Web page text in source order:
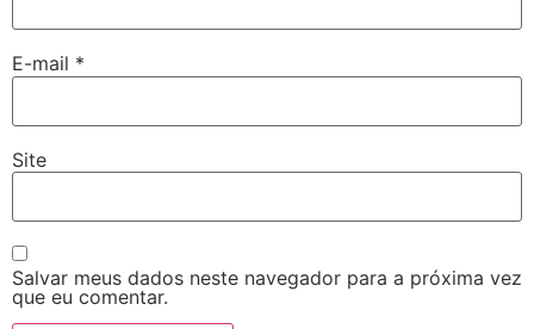
E-mail *
Site
Salvar meus dados neste navegador para a próxima vez
que eu comentar.